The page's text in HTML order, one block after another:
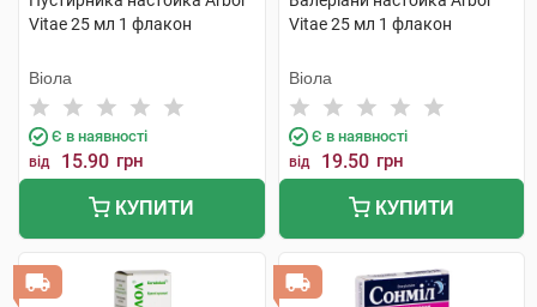
Vitae 25 мл 1 флакон
Віола
Є в наявності
від 15.90 грн
КУПИТИ
Vitae 25 мл 1 флакон
Віола
Є в наявності
від 19.50 грн
КУПИТИ